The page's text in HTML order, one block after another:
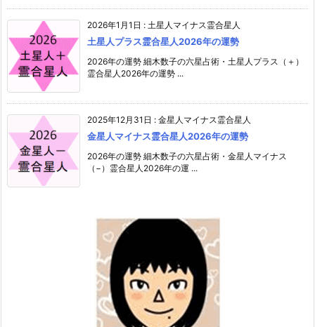
2026年1月1日 : 土星人マイナス霊合星人
土星人プラス霊合星人2026年の運勢
2026年の運勢 細木数子の六星占術・土星人プラス（＋）
霊合星人2026年の運勢 ...
2025年12月31日 : 金星人マイナス霊合星人
金星人マイナス霊合星人2026年の運勢
2026年の運勢 細木数子の六星占術・金星人マイナス
（−）霊合星人2026年の運 ...